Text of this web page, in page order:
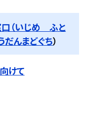
（いじめ ふと
んまどぐち）
けて